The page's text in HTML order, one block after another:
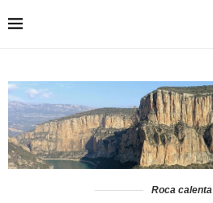
Roca calenta